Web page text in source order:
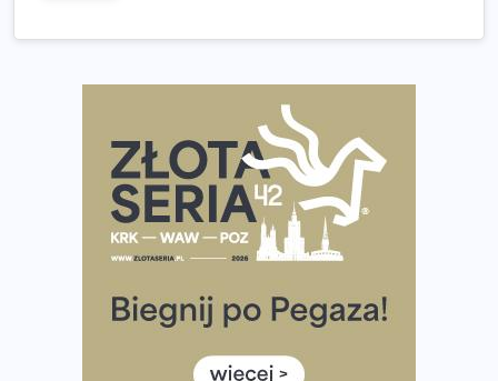
Rozbiegany Olsztyn szykuje się na weekend z
półmaratonem
Już w tę sobotę 35. Bieg Powstania Warszawskiego.
Wystartuje rekordowa liczba uczestników
35. Bieg Powstania Warszawskiego – praktyczny
Ile razy w tygodniu biegać? 3 treningi wystarczą? Jak
często biegać, żeby robić postępy